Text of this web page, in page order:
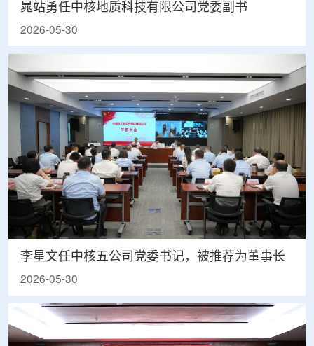
晁站勇任中核地质科技有限公司党委副书
2026-05-30
李星文任中核五公司党委书记，被推荐为董事长
2026-05-30